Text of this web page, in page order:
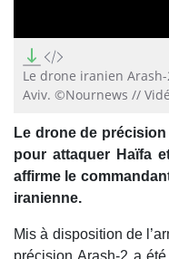
seconds
of
39
seconds
Le drone iranien
Aviv. ©Nournews //
Le drone de
pour attaquer Haïfa
affirme le
iranienne.
Mis à disposition de